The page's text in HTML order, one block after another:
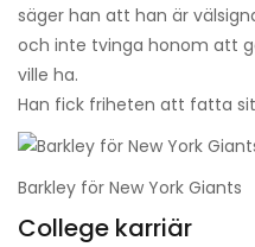
säger han att han är
och inte tvinga honom att
ville ha.
Han fick friheten att fatta
Barkley för New York Giants
College karriär